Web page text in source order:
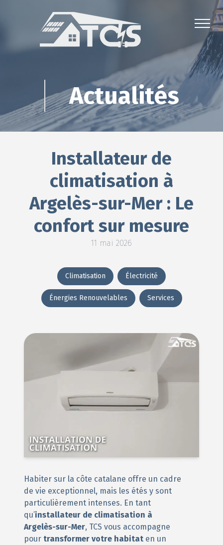
Actualités
Installateur de
climatisation à
Argelès-sur-Mer : Le
confort sur mesure
11 mai 2026
Climatisation Électricité
Énergies Renouvelables Services
Habiter sur la côte catalane offre un cadre
de vie exceptionnel, mais les étés y sont
particulièrement intenses. En tant
qu’installateur de climatisation à
Argelès-sur-Mer, TCS vous accompagne
pour transformer votre habitat en un